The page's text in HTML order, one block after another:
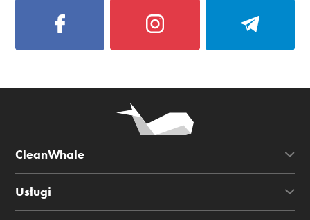
CleanWhale
Usługi